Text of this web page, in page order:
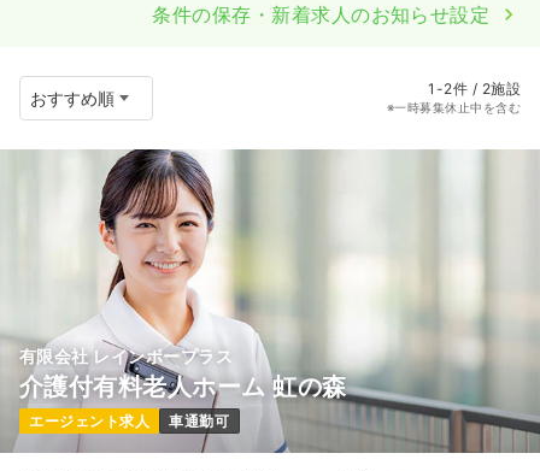
条件の保存・新着求人のお知らせ設定
1-2件 / 2施設
※一時募集休止中を含む
有限会社 レインボープラス
介護付有料老人ホーム 虹の森
エージェント求人 車通勤可